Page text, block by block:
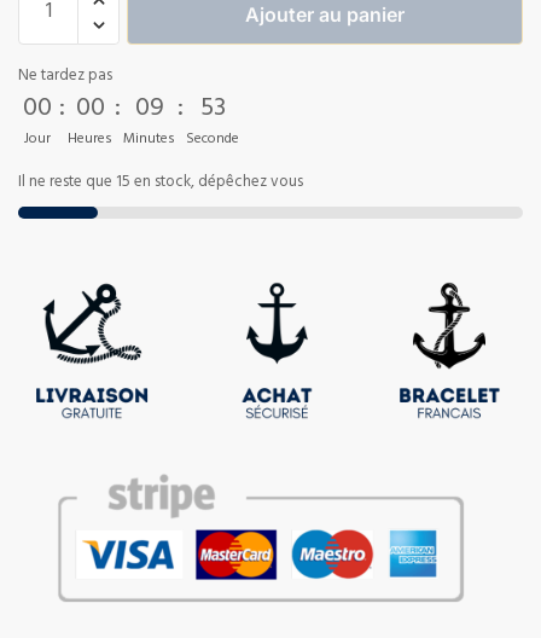
Ajouter au panier
Ne tardez pas
00
Jour
: 00
Heures
: 09
Minutes
: 53
Seconde
Il ne reste que 15 en stock, dépêchez vous